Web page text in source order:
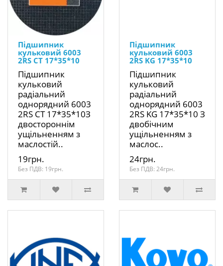
Підшипник
кульковий 6003
2RS CT 17*35*10
Підшипник
кульковий
радіальний
однорядний 6003
2RS CT 17*35*10З
двостороннім
ущільненням з
маслостій..
19грн.
Без ПДВ: 19грн.
Підшипник
кульковий 6003
2RS KG 17*35*10
Підшипник
кульковий
радіальний
однорядний 6003
2RS KG 17*35*10 З
двобічним
ущільненням з
маслос..
24грн.
Без ПДВ: 24грн.